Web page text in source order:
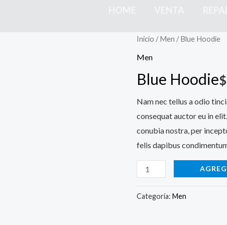
Inicio /Men / Blue Hoodie
Men
Blue Hoodie$
Nam nec tellus a odio
consequat auctor eu in
conubia nostra, per
felis dapibus
Blue
Hoodie
Categoría: Men